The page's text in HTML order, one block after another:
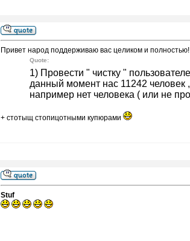
Привет народ поддерживаю вас целиком и полностью!
Quote:
1) Провести " чистку "
данный момент нас 11242 человек
например нет человека ( или не
+ стотыщ стопицотными купюрами
Stuf